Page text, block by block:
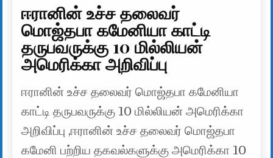
ஈரானின் உச்ச தலைவர்
மொஜ்தபா கமேனியா காட்டி
தருபவருக்கு 10 மில்லியன்
அமெரிக்கா அறிவிப்பு
ஈரானின் உச்ச தலைவர் மொஜ்தபா கமேனியா
காட்டி தருபவருக்கு 10 மில்லியன் அமெரிக்கா
அறிவிப்பு ,ஈரானின் உச்ச தலைவர் மொஜ்தபா
கமேனி பற்றிய தகவல்களுக்கு அமெரிக்கா 10